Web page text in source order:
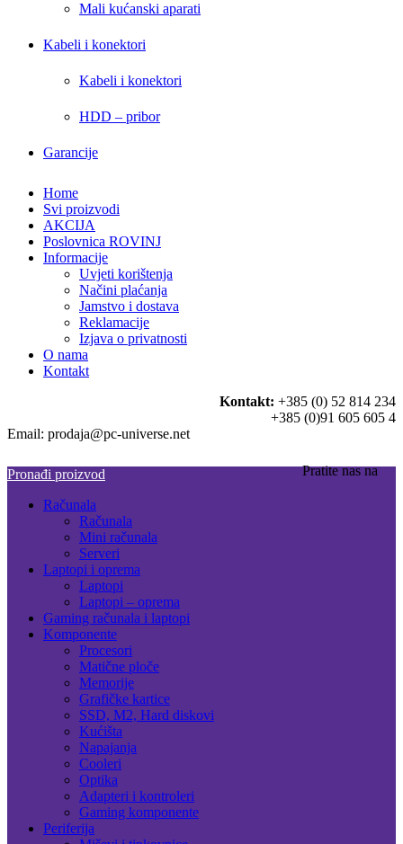
Mali kućanski aparati
Kabeli i konektori
Kabeli i konektori
HDD – pribor
Garancije
Home
Svi proizvodi
AKCIJA
Poslovnica ROVINJ
Informacije
Uvjeti korištenja
Načini plaćanja
Jamstvo i dostava
Reklamacije
Izjava o privatnosti
O nama
Kontakt
Kontakt: +385 (0) 52 814 234
+385 (0)91 605 605 4
Email: prodaja@pc-universe.net
Pratite nas na
Pronađi proizvod
Računala
Računala
Mini računala
Serveri
Laptopi i oprema
Laptopi
Laptopi – oprema
Gaming računala i laptopi
Komponente
Procesori
Matične ploče
Memorije
Grafičke kartice
SSD, M2, Hard diskovi
Kućišta
Napajanja
Cooleri
Optika
Adapteri i kontroleri
Gaming komponente
Periferija